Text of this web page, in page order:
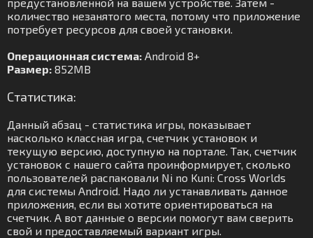
количество незанятого места, потому что приложение
потребует ресурсов для своей установки.
Операционная система: Android 8+
Размер: 852MB
Статистика:
Данный абзац - статистика игры, показывает
насколько классная игра, счетчик установок и
текущую версию, доступную на портале. Так, счетчик
установок с нашего сайта проинформирует, сколько
пользователей распаковали Ni no Kuni: Cross Worlds
для системы Android. Надо ли устанавливать данное
приложения, если вы хотите ориентироваться на
счетчик. А вот данные о версии помогут вам сверить
свой и предоставляемый вариант игры.